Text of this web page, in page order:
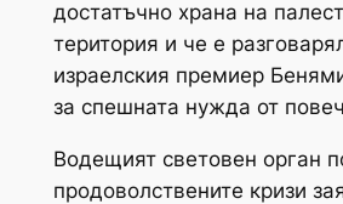
достатъчно храна на
територия и че е
израелския премиер
за спешната нужда от
Водещият световен орган
продоволствените кризи